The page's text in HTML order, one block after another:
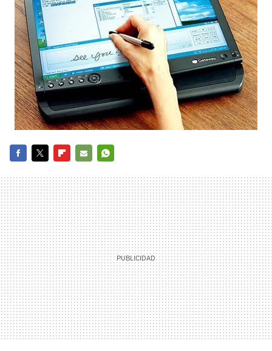
MAIL